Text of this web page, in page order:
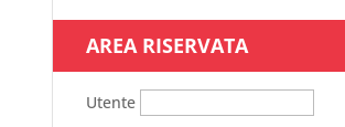
AREA RISERVATA
Utente